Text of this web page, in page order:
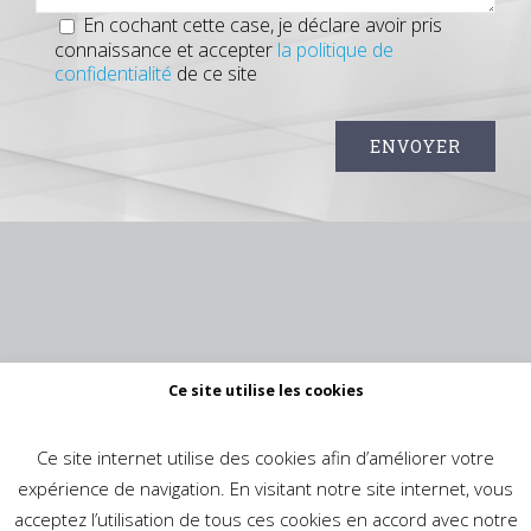
En cochant cette case, je déclare avoir pris
connaissance et accepter la politique de
confidentialité de ce site
Ce site utilise les cookies
Ce site internet utilise des cookies afin d’améliorer votre
expérience de navigation. En visitant notre site internet, vous
acceptez l’utilisation de tous ces cookies en accord avec notre